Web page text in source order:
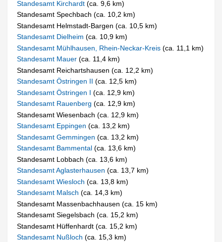
Standesamt Kirchardt(ca. 9,6 km)
Standesamt Spechbach (ca. 10,2 km)
Standesamt Helmstadt-Bargen (ca. 10,5 km)
Standesamt Dielheim(ca. 10,9 km)
Standesamt Mühlhausen, Rhein-Neckar-Kreis(ca. 11,1 km)
Standesamt Mauer(ca. 11,4 km)
Standesamt Reichartshausen (ca. 12,2 km)
Standesamt Östringen II(ca. 12,5 km)
Standesamt Östringen I(ca. 12,9 km)
Standesamt Rauenberg(ca. 12,9 km)
Standesamt Wiesenbach (ca. 12,9 km)
Standesamt Eppingen(ca. 13,2 km)
Standesamt Gemmingen(ca. 13,2 km)
Standesamt Bammental(ca. 13,6 km)
Standesamt Lobbach (ca. 13,6 km)
Standesamt Aglasterhausen(ca. 13,7 km)
Standesamt Wiesloch(ca. 13,8 km)
Standesamt Malsch(ca. 14,3 km)
Standesamt Massenbachhausen (ca. 15 km)
Standesamt Siegelsbach (ca. 15,2 km)
Standesamt Hüffenhardt (ca. 15,2 km)
Standesamt Nußloch(ca. 15,3 km)